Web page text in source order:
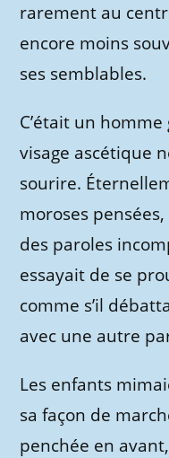
rarement au
encore moins
ses semblables.
C’était un
visage ascétique
sourire.
moroses
des paroles
essayait de se
comme s’il
avec une autre
Les enfants
sa façon de
penchée en